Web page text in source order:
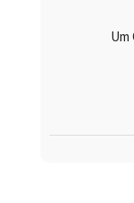
Um